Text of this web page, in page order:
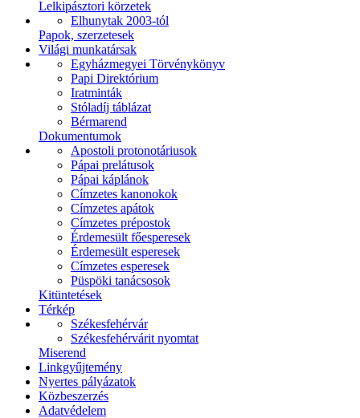
Lelkipásztori körzetek
Elhunytak 2003-tól
Papok, szerzetesek
Világi munkatársak
Egyházmegyei Törvénykönyv
Papi Direktórium
Iratminták
Stóladíj táblázat
Bérmarend
Dokumentumok
Apostoli protonotáriusok
Pápai prelátusok
Pápai káplánok
Címzetes kanonokok
Címzetes apátok
Címzetes prépostok
Érdemesült főesperesek
Érdemesült esperesek
Címzetes esperesek
Püspöki tanácsosok
Kitüntetések
Térkép
Székesfehérvár
Székesfehérvárit nyomtat
Miserend
Linkgyűjtemény
Nyertes pályázatok
Közbeszerzés
Adatvédelem